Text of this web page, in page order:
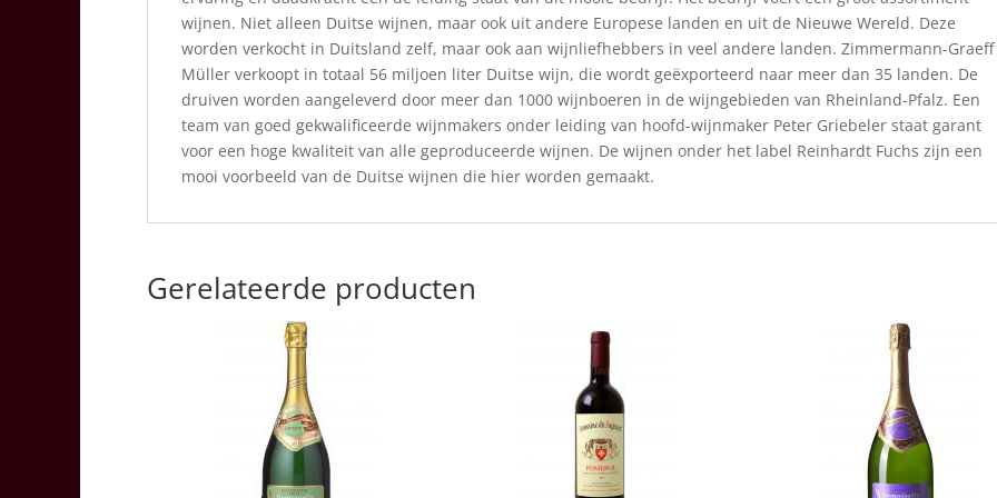
wijnen. Niet alleen Duitse wijnen, maar ook uit andere Europese landen en uit de Nieuwe Wereld. Deze
worden verkocht in Duitsland zelf, maar ook aan wijnliefhebbers in veel andere landen. Zimmermann-Graeff
Müller verkoopt in totaal 56 miljoen liter Duitse wijn, die wordt geëxporteerd naar meer dan 35 landen. De
druiven worden aangeleverd door meer dan 1000 wijnboeren in de wijngebieden van Rheinland-Pfalz. Een
team van goed gekwalificeerde wijnmakers onder leiding van hoofd-wijnmaker Peter Griebeler staat garant
voor een hoge kwaliteit van alle geproduceerde wijnen. De wijnen onder het label Reinhardt Fuchs zijn een
mooi voorbeeld van de Duitse wijnen die hier worden gemaakt.
Gerelateerde producten